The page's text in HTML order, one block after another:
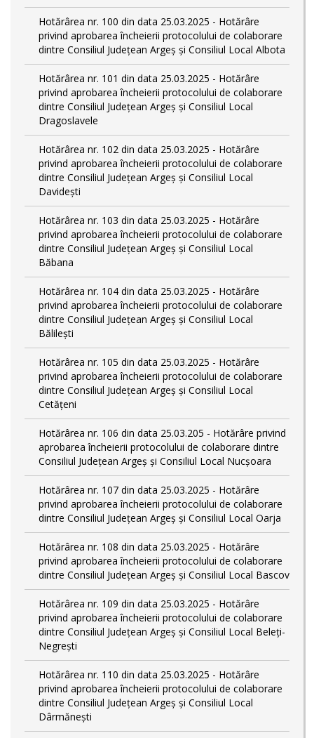
Hotărârea nr. 100 din data 25.03.2025 - Hotărâre
privind aprobarea încheierii protocolului de colaborare
dintre Consiliul Județean Argeș și Consiliul Local Albota
Hotărârea nr. 101 din data 25.03.2025 - Hotărâre
privind aprobarea încheierii protocolului de colaborare
dintre Consiliul Județean Argeș și Consiliul Local
Dragoslavele
Hotărârea nr. 102 din data 25.03.2025 - Hotărâre
privind aprobarea încheierii protocolului de colaborare
dintre Consiliul Județean Argeș și Consiliul Local
Davidești
Hotărârea nr. 103 din data 25.03.2025 - Hotărâre
privind aprobarea încheierii protocolului de colaborare
dintre Consiliul Județean Argeș și Consiliul Local
Băbana
Hotărârea nr. 104 din data 25.03.2025 - Hotărâre
privind aprobarea încheierii protocolului de colaborare
dintre Consiliul Județean Argeș și Consiliul Local
Bălilești
Hotărârea nr. 105 din data 25.03.2025 - Hotărâre
privind aprobarea încheierii protocolului de colaborare
dintre Consiliul Județean Argeș și Consiliul Local
Cetățeni
Hotărârea nr. 106 din data 25.03.205 - Hotărâre privind
aprobarea încheierii protocolului de colaborare dintre
Consiliul Județean Argeș și Consiliul Local Nucșoara
Hotărârea nr. 107 din data 25.03.2025 - Hotărâre
privind aprobarea încheierii protocolului de colaborare
dintre Consiliul Județean Argeș și Consiliul Local Oarja
Hotărârea nr. 108 din data 25.03.2025 - Hotărâre
privind aprobarea încheierii protocolului de colaborare
dintre Consiliul Județean Argeș și Consiliul Local Bascov
Hotărârea nr. 109 din data 25.03.2025 - Hotărâre
privind aprobarea încheierii protocolului de colaborare
dintre Consiliul Județean Argeș și Consiliul Local Beleți-
Negrești
Hotărârea nr. 110 din data 25.03.2025 - Hotărâre
privind aprobarea încheierii protocolului de colaborare
dintre Consiliul Județean Argeș și Consiliul Local
Dârmănești